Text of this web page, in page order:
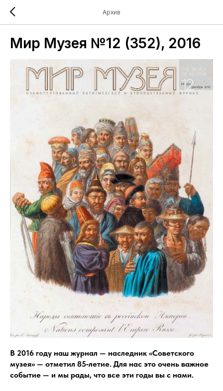
Архив
Мир Музея №12 (352), 2016
В 2016 году наш журнал — наследник «Советского
музея» — отметил 85‑летие. Для нас это очень важное
событие — и мы рады, что все эти годы вы с нами.